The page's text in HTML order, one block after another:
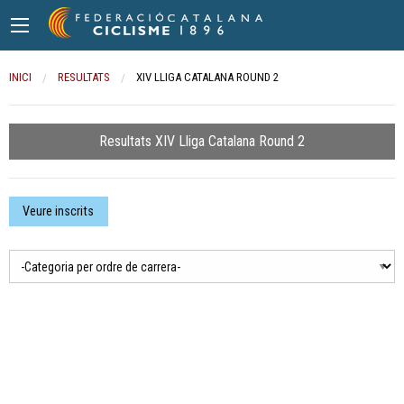
INICI RESULTATS CURRENT:
XIV LLIGA CATALANA ROUND 2
Resultats XIV Lliga Catalana Round 2
Veure inscrits